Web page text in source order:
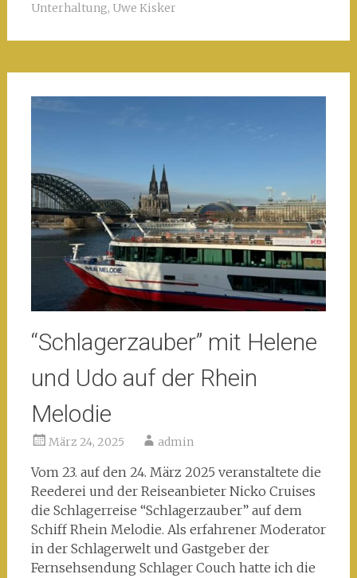
Unterhaltung, Uwe Kisker
“Schlagerzauber” mit Helene
und Udo auf der Rhein
Melodie
März 24, 2025 admin
Vom 23. auf den 24. März 2025 veranstaltete die
Reederei und der Reiseanbieter Nicko Cruises
die Schlagerreise “Schlagerzauber” auf dem
Schiff Rhein Melodie. Als erfahrener Moderator
in der Schlagerwelt und Gastgeber der
Fernsehsendung Schlager Couch hatte ich die